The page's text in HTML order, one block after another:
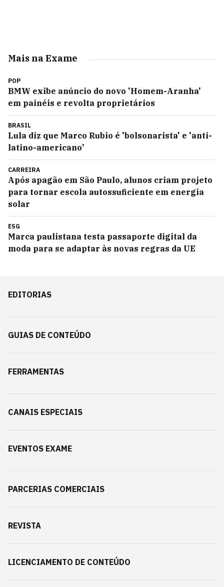
Mais na Exame
POP
BMW exibe anúncio do novo 'Homem-Aranha'
em painéis e revolta proprietários
BRASIL
Lula diz que Marco Rubio é 'bolsonarista' e 'anti-
latino-americano'
CARREIRA
Após apagão em São Paulo, alunos criam projeto
para tornar escola autossuficiente em energia
solar
ESG
Marca paulistana testa passaporte digital da
moda para se adaptar às novas regras da UE
EDITORIAS
GUIAS DE CONTEÚDO
FERRAMENTAS
CANAIS ESPECIAIS
EVENTOS EXAME
PARCERIAS COMERCIAIS
REVISTA
LICENCIAMENTO DE CONTEÚDO